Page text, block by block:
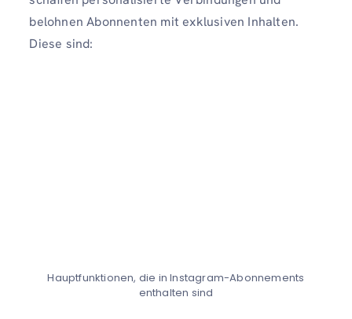
belohnen Abonnenten mit exklusiven Inhalten.
Diese sind:
Hauptfunktionen, die in Instagram-Abonnements
enthalten sind